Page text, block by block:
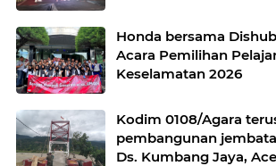
Honda bersama
Acara Pemilihan
Keselamatan 2026
Kodim 0108/Agara
pembangunan
Ds. Kumbang Jaya,